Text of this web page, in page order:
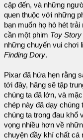
cập đến, và những
quen thuộc với những
bạn muốn họ hò hét
cần một phim Toy Story
những chuyến vui chơi
Finding Dory.
Pixar đã hứa hẹn rằng
tới đây, hãng sẽ tập
chúng ta đã lớn, và
chép này đã dạy chúng
chúng ta trong đau khổ
vọng nhiều hơn về
chuyện đầy khí chất